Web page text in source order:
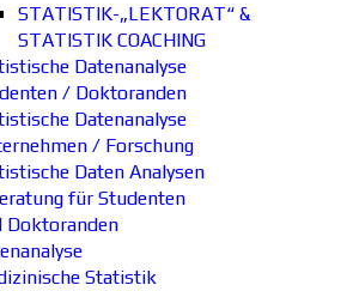
STATISTIK-„LEKTORAT“ &
STATISTIK COACHING
Datenanalyse
/ Doktoranden
Datenanalyse
/ Forschung
Daten Analysen
für Studenten
Doktoranden
Statistik